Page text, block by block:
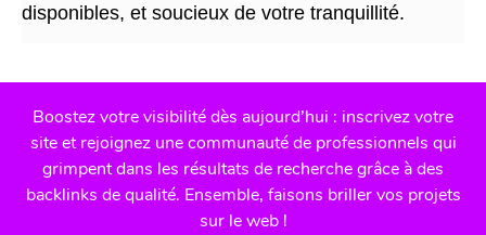
disponibles, et soucieux de votre tranquillité.
Boostez votre visibilité dès aujourd’hui : inscrivez votre
site et rejoignez une communauté de professionnels qui
grimpent dans les résultats de recherche grâce à des
backlinks de qualité. Ensemble, faisons briller vos projets
sur le web !